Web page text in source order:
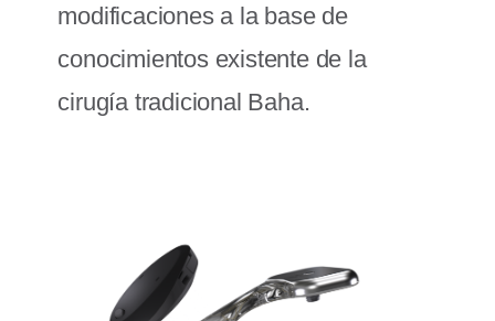
modificaciones a la base de
conocimientos existente de la
cirugía tradicional Baha.